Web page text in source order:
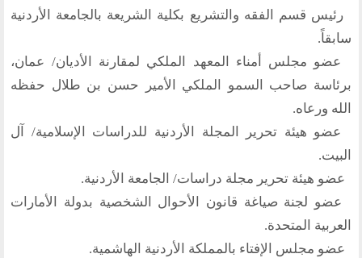
تطلعاتنا
الفروع
الحوار الحضاري
الحوار في القران الكريم
الحوار في السيرة
الحوار في الاسلام
الحوار مع الاخر
رئيس قسم الفقه والتشريع بكلية الشريعة بالجامعة الأردنية
سابقاً.
عضو مجلس أمناء المعهد الملكي لمقارنة الأديان/ عمان،
برئاسة صاحب السمو الملكي الأمير حسن بن طلال حفظه
الله ورعاه.
عضو هيئة تحرير المجلة الأردنية للدراسات الإسلامية/ آل
البيت.
عضو هيئة تحرير مجلة دراسات/ الجامعة الأردنية.
عضو لجنة صياغة قانون الأحوال الشخصية بدولة الأمارات
العربية المتحدة.
عضو مجلس الإفتاء بالمملكة الأردنية الهاشمية.